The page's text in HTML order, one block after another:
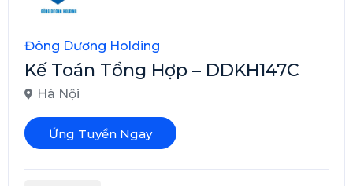
Đông Dương Holding
Kế Toán Tổng Hợp – DDKH147C
Hà Nội
Ứng Tuyển Ngay